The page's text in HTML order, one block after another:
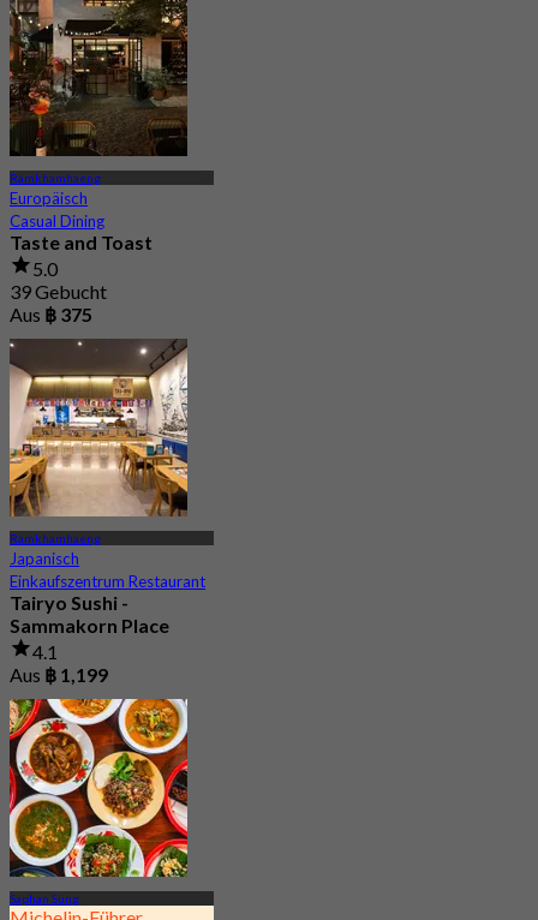
Ramkhamhaeng
Europäisch
Casual Dining
Taste and Toast
5.0
39 Gebucht
Aus ฿ 375
Ramkhamhaeng
Japanisch
Einkaufszentrum Restaurant
Tairyo Sushi -
Sammakorn Place
4.1
Aus ฿ 1,199
Saphan Sung